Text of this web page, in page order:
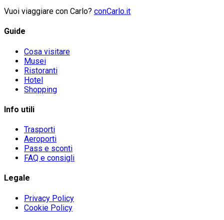
Vuoi viaggiare con Carlo? conCarlo.it
Guide
Cosa visitare
Musei
Ristoranti
Hotel
Shopping
Info utili
Trasporti
Aeroporti
Pass e sconti
FAQ e consigli
Legale
Privacy Policy
Cookie Policy